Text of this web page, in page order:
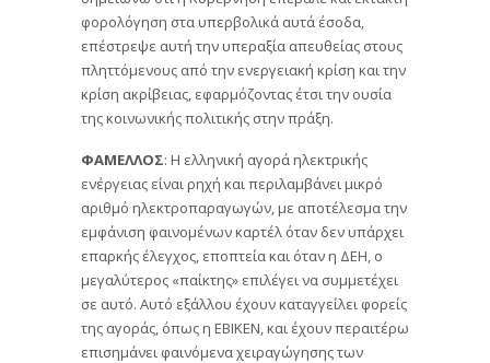
φορολόγηση στα υπερβολικά αυτά έσοδα,
επέστρεψε αυτή την υπεραξία απευθείας στους
πληττόμενους από την ενεργειακή κρίση και την
κρίση ακρίβειας, εφαρμόζοντας έτσι την ουσία
της κοινωνικής πολιτικής στην πράξη.
ΦΑΜΕΛΛΟΣ: H ελληνική αγορά ηλεκτρικής
ενέργειας είναι ρηχή και περιλαμβάνει μικρό
αριθμό ηλεκτροπαραγωγών, με αποτέλεσμα την
εμφάνιση φαινομένων καρτέλ όταν δεν υπάρχει
επαρκής έλεγχος, εποπτεία και όταν η ΔΕΗ, ο
μεγαλύτερος «παίκτης» επιλέγει να συμμετέχει
σε αυτό. Αυτό εξάλλου έχουν καταγγείλει φορείς
της αγοράς, όπως η ΕΒΙΚΕΝ, και έχουν περαιτέρω
επισημάνει φαινόμενα χειραγώγησης των